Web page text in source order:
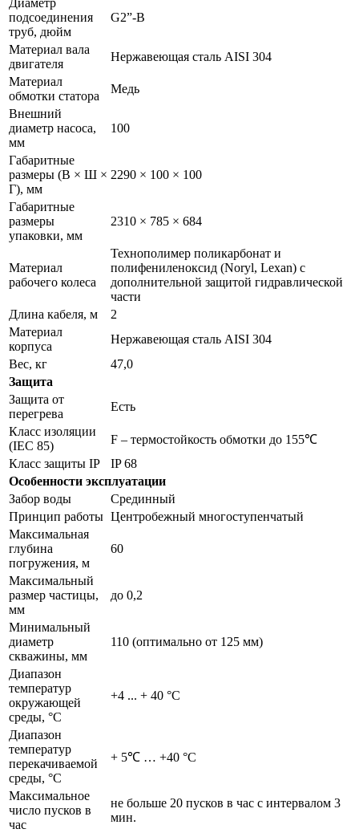
Диаметр
подсоединения
труб, дюйм
G2”-В
Материал вала
двигателя
Нержавеющая сталь AISI 304
Материал
обмотки статора
Медь
Внешний
диаметр насоса,
мм
100
Габаритные
размеры (В × Ш ×
Г), мм
2290 × 100 × 100
Габаритные
размеры
упаковки, мм
2310 × 785 × 684
Материал
рабочего колеса
Технополимер поликарбонат и
полифениленоксид (Noryl, Lexan) с
дополнительной защитой гидравлической
части
Длина кабеля, м
2
Материал
корпуса
Нержавеющая сталь AISI 304
Вес, кг
47,0
Защита
Защита от
перегрева
Есть
Класс изоляции
(IEC 85)
F – термостойкость обмотки до 155℃
Класс защиты IP
IP 68
Особенности эксплуатации
Забор воды
Срединный
Принцип работы Центробежный многоступенчатый
Максимальная
глубина
погружения, м
60
Максимальный
размер частицы,
мм
до 0,2
Минимальный
диаметр
скважины, мм
110 (оптимально от 125 мм)
Диапазон
температур
окружающей
среды, °С
+4 ... + 40 °C
Диапазон
температур
перекачиваемой
среды, °С
+ 5℃ … +40 °С
Максимальное
число пусков в
час
не больше 20 пусков в час с интервалом 3
мин.